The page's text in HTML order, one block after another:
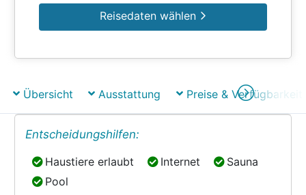
Reisedaten wählen
Übersicht Ausstattung Preise & Verfügbarkeit
Entscheidungshilfen:
Haustiere erlaubt
Haustiere erlaubt Internet
Internet Sauna
Sauna
Pool
Pool